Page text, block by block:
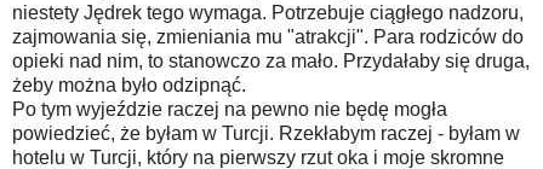
niestety Jędrek tego wymaga. Potrzebuje ciągłego nadzoru,
zajmowania się, zmieniania mu "atrakcji". Para rodziców do
opieki nad nim, to stanowczo za mało. Przydałaby się druga,
żeby można było odzipnąć.
Po tym wyjeździe raczej na pewno nie będę mogła
powiedzieć, że byłam w Turcji. Rzekłabym raczej - byłam w
hotelu w Turcji, który na pierwszy rzut oka i moje skromne